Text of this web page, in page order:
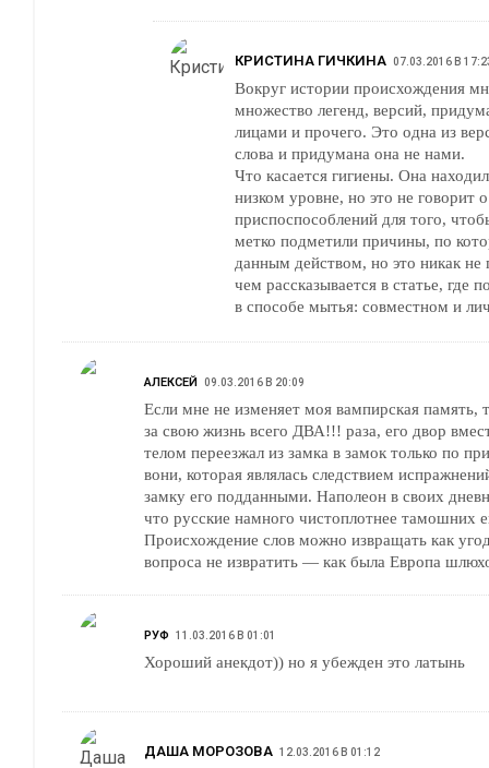
КРИСТИНА ГИЧКИНА 07.03.2016 В
Вокруг истории происхождения
множество легенд, версий,
лицами и прочего. Это одна из
слова и придумана она не нами.
Что касается гигиены. Она
низком уровне, но это не говорит
приспоспособлений для того,
метко подметили причины, по
данным действом, но это никак не
чем рассказывается в статье, где
в способе мытья: совместном и
АЛЕКСЕЙ 09.03.2016 В 20:09
Если мне не изменяет моя вампирская
за свою жизнь всего ДВА!!! раза, его двор
телом переезжал из замка в замок только по
вони, которая являлась следствием
замку его подданными. Наполеон в своих
что русские намного чистоплотнее тамошних
Происхождение слов можно извращать как
вопроса не извратить — как была Европа
РУФ 11.03.2016 В 01:01
Хороший анекдот)) но я убежден это латынь
ДАША МОРОЗОВА 12.03.2016 В 01:12